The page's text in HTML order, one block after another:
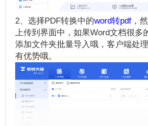
2、选择PDF转换中的word转pdf ，
上传到界面中，如果Word文档很多
添加文件夹批量导入哦，客户端处
有优势哦。